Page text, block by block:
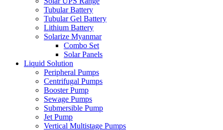
Tubular Battery
Tubular Gel Battery
Lithium Battery
Solarize Myanmar
Combo Set
Solar Panels
Liquid Solution
Peripheral Pumps
Centrifugal Pumps
Booster Pump
Sewage Pumps
Submersible Pump
Jet Pump
Vertical Multistage Pumps